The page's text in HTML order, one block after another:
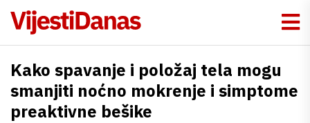
Kako spavanje i položaj tela mogu
smanjiti noćno mokrenje i simptome
preaktivne bešike